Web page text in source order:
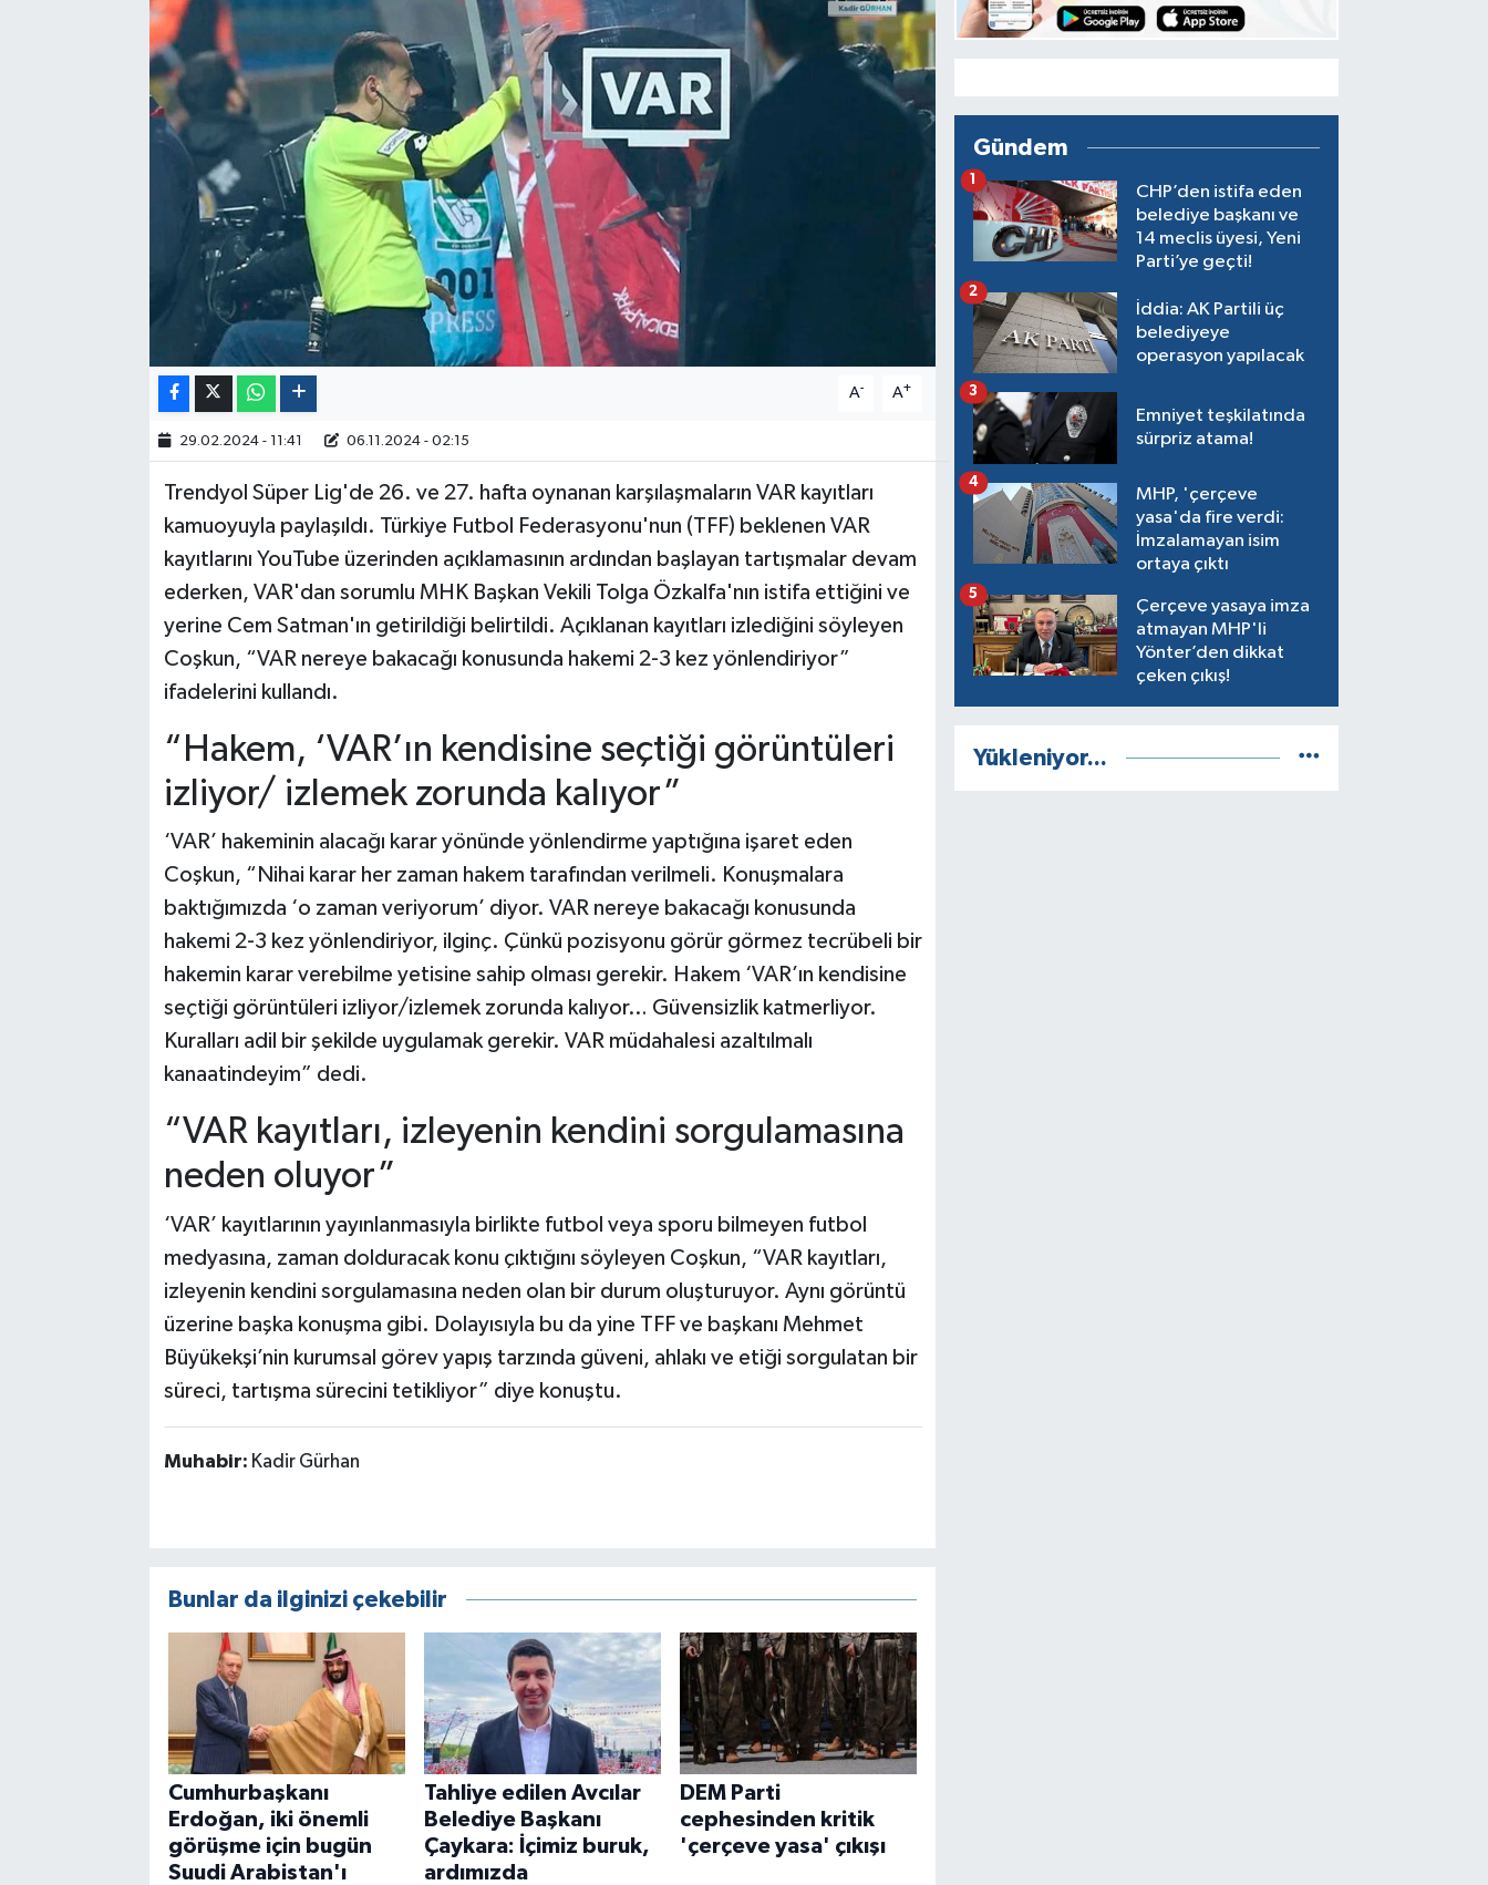
A- A+
29.02.2024 - 11:41 06.11.2024 - 02:15
Trendyol Süper Lig'de 26. ve 27. hafta oynanan karşılaşmaların VAR kayıtları
kamuoyuyla paylaşıldı. Türkiye Futbol Federasyonu'nun (TFF) beklenen VAR
kayıtlarını YouTube üzerinden açıklamasının ardından başlayan tartışmalar devam
ederken, VAR'dan sorumlu MHK Başkan Vekili Tolga Özkalfa'nın istifa ettiğini ve
yerine Cem Satman'ın getirildiği belirtildi. Açıklanan kayıtları izlediğini söyleyen
Coşkun, “VAR nereye bakacağı konusunda hakemi 2-3 kez yönlendiriyor”
ifadelerini kullandı.
“Hakem, ‘VAR’ın kendisine seçtiği görüntüleri
izliyor/ izlemek zorunda kalıyor”
‘VAR’ hakeminin alacağı karar yönünde yönlendirme yaptığına işaret eden
Coşkun, “Nihai karar her zaman hakem tarafından verilmeli. Konuşmalara
baktığımızda ‘o zaman veriyorum’ diyor. VAR nereye bakacağı konusunda
hakemi 2-3 kez yönlendiriyor, ilginç. Çünkü pozisyonu görür görmez tecrübeli bir
hakemin karar verebilme yetisine sahip olması gerekir. Hakem ‘VAR’ın kendisine
seçtiği görüntüleri izliyor/izlemek zorunda kalıyor… Güvensizlik katmerliyor.
Kuralları adil bir şekilde uygulamak gerekir. VAR müdahalesi azaltılmalı
kanaatindeyim” dedi.
“VAR kayıtları, izleyenin kendini sorgulamasına
neden oluyor”
‘VAR’ kayıtlarının yayınlanmasıyla birlikte futbol veya sporu bilmeyen futbol
medyasına, zaman dolduracak konu çıktığını söyleyen Coşkun, “VAR kayıtları,
izleyenin kendini sorgulamasına neden olan bir durum oluşturuyor. Aynı görüntü
üzerine başka konuşma gibi. Dolayısıyla bu da yine TFF ve başkanı Mehmet
Büyükekşi’nin kurumsal görev yapış tarzında güveni, ahlakı ve etiği sorgulatan bir
süreci, tartışma sürecini tetikliyor” diye konuştu.
Muhabir: Kadir Gürhan
Bunlar da ilginizi çekebilir
Cumhurbaşkanı
Erdoğan, iki önemli
görüşme için bugün
Suudi Arabistan'ı
Tahliye edilen Avcılar
Belediye Başkanı
Çaykara: İçimiz buruk,
ardımızda
DEM Parti
cephesinden kritik
'çerçeve yasa' çıkışı
Gündem
CHP’den istifa eden
belediye başkanı ve
14 meclis üyesi, Yeni
Parti’ye geçti!
1
İddia: AK Partili üç
belediyeye
operasyon yapılacak
2
Emniyet teşkilatında
sürpriz atama!
3
MHP, 'çerçeve
yasa'da fire verdi:
İmzalamayan isim
ortaya çıktı
4
Çerçeve yasaya imza
atmayan MHP'li
Yönter’den dikkat
çeken çıkış!
5
Yükleniyor...
2024 Seçim Sonuçları